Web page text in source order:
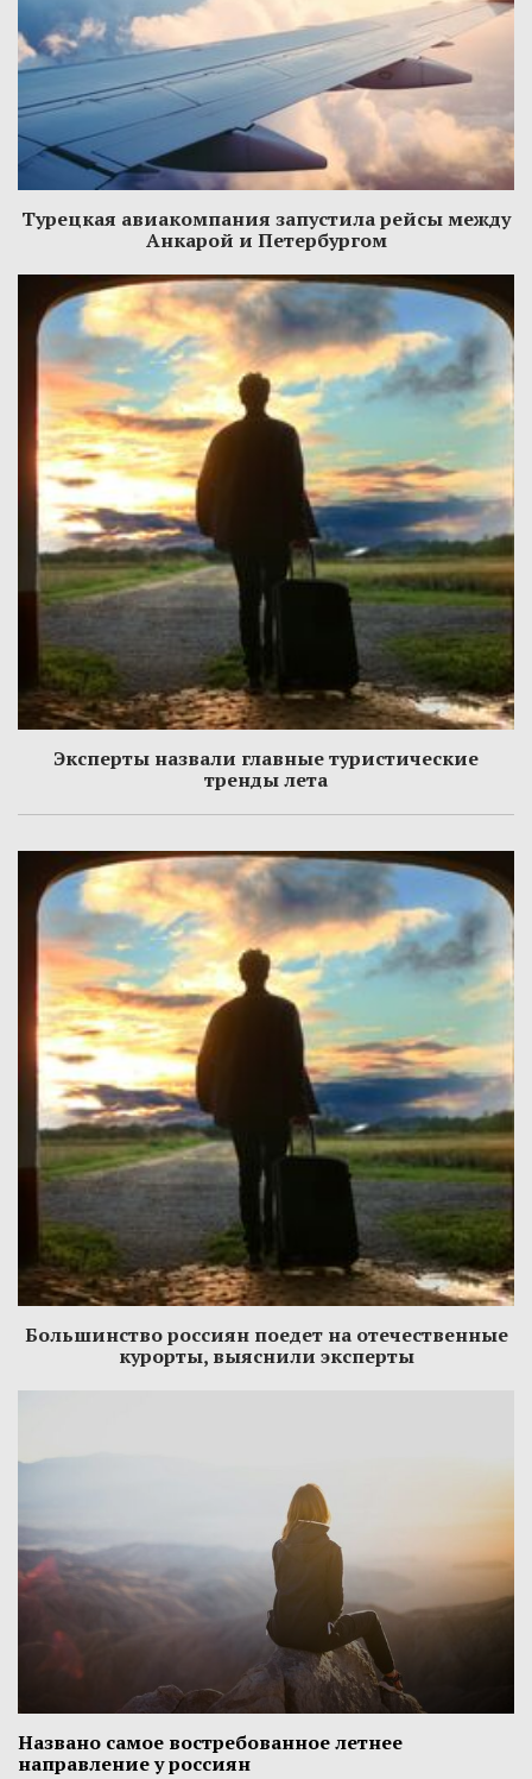
Турецкая авиакомпания запустила рейсы между
Анкарой и Петербургом
Эксперты назвали главные туристические
тренды лета
Большинство россиян поедет на отечественные
курорты, выяснили эксперты
Названо самое востребованное летнее
направление у россиян